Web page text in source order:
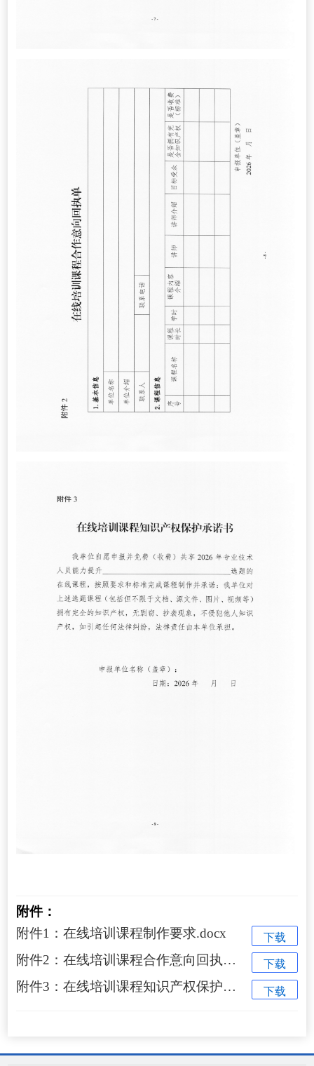
附件：
附件1：在线培训课程制作要求.docx
下载
附件2：在线培训课程合作意向回执单.docx 下载
附件3：在线培训课程知识产权保护承诺书.docx 下载